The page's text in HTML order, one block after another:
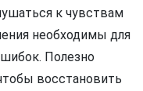
к чувствам
необходимы для
Полезно
восстановить